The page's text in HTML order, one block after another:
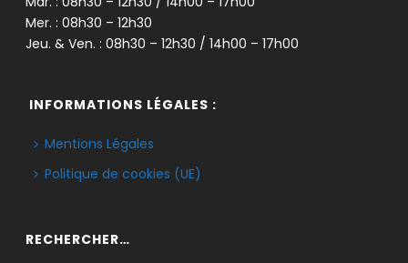
Mer. : 08h30 – 12h30
Jeu. & Ven. : 08h30 – 12h30 / 14h00 – 17h00
INFORMATIONS LÉGALES :
Mentions Légales
Politique de cookies (UE)
RECHERCHER…